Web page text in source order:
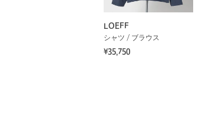
LOEFF
シャツ / ブラウス
¥35,750